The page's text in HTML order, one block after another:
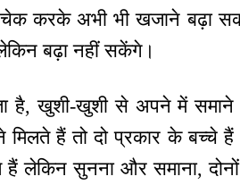
करके अभी भी खजाने बढ़ा
बढ़ा नहीं सकेंगे।
है, खुशी-खुशी से अपने में
मिलते हैं तो दो प्रकार के
लेकिन सुनना और समाना,